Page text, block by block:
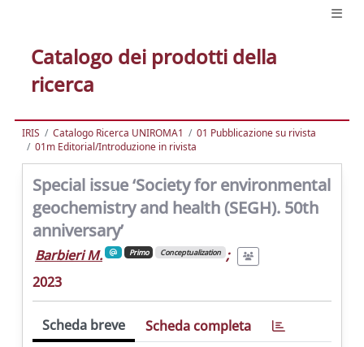
Catalogo dei prodotti della
ricerca
IRIS Catalogo Ricerca UNIROMA1
01 Pubblicazione su rivista
01m Editorial/Introduzione in rivista
Special issue ‘Society for environmental
geochemistry and health (SEGH). 50th
anniversary’
Barbieri M. Primo Conceptualization ;
2023
Scheda breve Scheda completa